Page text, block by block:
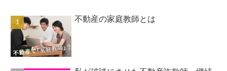
不動産の家庭教師とは